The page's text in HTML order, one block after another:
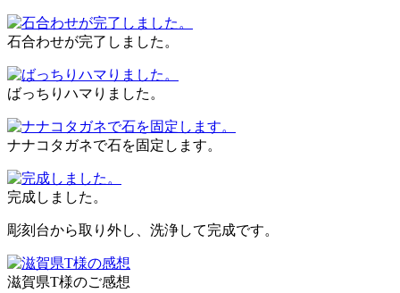
石合わせが完了しました。
ばっちりハマりました。
ナナコタガネで石を固定します。
完成しました。
彫刻台から取り外し、洗浄して完成です。
滋賀県T様のご感想